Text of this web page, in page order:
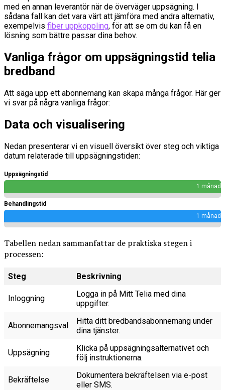
med en annan leverantör när de överväger uppsägning. I
sådana fall kan det vara värt att jämföra med andra alternativ,
exempelvis fiber uppkoppling, för att se om du kan få en
lösning som bättre passar dina behov.
Vanliga frågor om uppsägningstid telia
bredband
Att säga upp ett abonnemang kan skapa många frågor. Här ger
vi svar på några vanliga frågor:
Data och visualisering
Nedan presenterar vi en visuell översikt över steg och viktiga
datum relaterade till uppsägningstiden:
Uppsägningstid
1 månad
Behandlingstid
1 månad
Tabellen nedan sammanfattar de praktiska stegen i
processen:
Steg Beskrivning
Inloggning
Logga in på Mitt Telia med dina
uppgifter.
Abonnemangsval
Hitta ditt bredbandsabonnemang under
dina tjänster.
Uppsägning
Klicka på uppsägningsalternativet och
följ instruktionerna.
Bekräftelse
Dokumentera bekräftelsen via e-post
eller SMS.